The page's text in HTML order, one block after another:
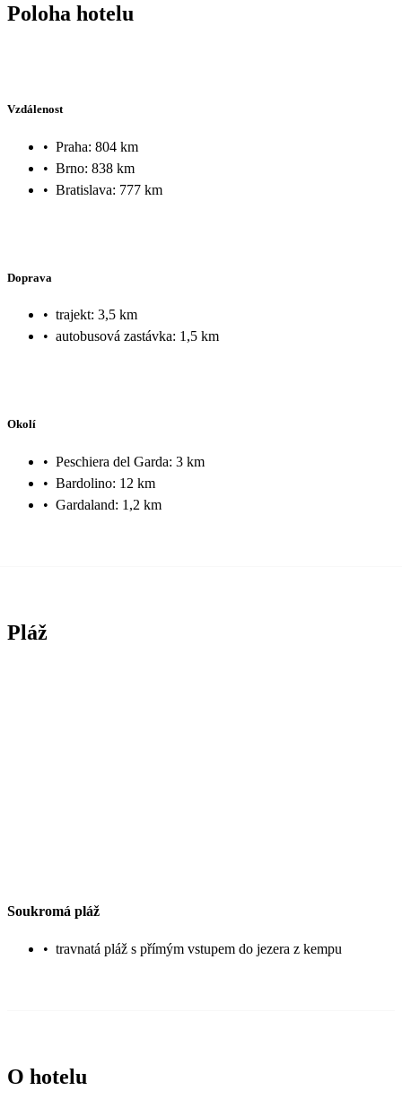
Poloha hotelu
Vzdálenost
• Praha: 804 km
• Brno: 838 km
• Bratislava: 777 km
Doprava
• trajekt: 3,5 km
• autobusová zastávka: 1,5 km
Okolí
• Peschiera del Garda: 3 km
• Bardolino: 12 km
• Gardaland: 1,2 km
Pláž
Soukromá pláž
• travnatá pláž s přímým vstupem do jezera z kempu
O hotelu